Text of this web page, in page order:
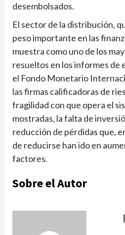
desembolsados.
El sector de la distribución,
peso importante en las
muestra como uno de los
resueltos en los informes de
el Fondo Monetario
las firmas calificadoras de
fragilidad con que opera el
mostradas, la falta de
reducción de pérdidas que,
de reducirse han ido en
factores.
Sobre el Autor